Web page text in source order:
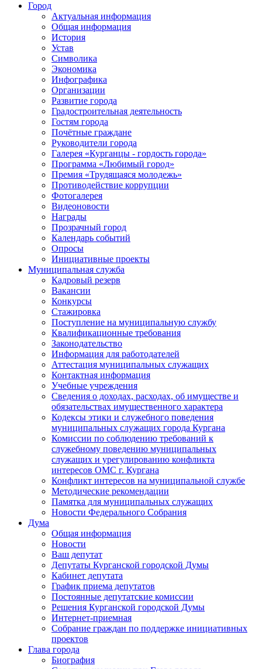
Город
Актуальная информация
Общая информация
История
Устав
Символика
Экономика
Инфографика
Организации
Развитие города
Градостроительная деятельность
Гостям города
Почётные граждане
Руководители города
Галерея «Курганцы - гордость города»
Программа «Любимый город»
Премия «Трудящаяся молодежь»
Противодействие коррупции
Фотогалерея
Видеоновости
Награды
Прозрачный город
Календарь событий
Опросы
Инициативные проекты
Муниципальная служба
Кадровый резерв
Вакансии
Конкурсы
Стажировка
Поступление на муниципальную службу
Квалификационные требования
Законодательство
Информация для работодателей
Аттестация муниципальных служащих
Контактная информация
Учебные учреждения
Сведения о доходах, расходах, об имуществе и
обязательствах имущественного характера
Кодексы этики и служебного поведения
муниципальных служащих города Кургана
Комиссии по соблюдению требований к
служебному поведению муниципальных
служащих и урегулированию конфликта
интересов ОМС г. Кургана
Конфликт интересов на муниципальной службе
Методические рекомендации
Памятка для муниципальных служащих
Новости Федерального Cобрания
Дума
Общая информация
Новости
Ваш депутат
Депутаты Курганской городской Думы
Кабинет депутата
График приема депутатов
Постоянные депутатские комиссии
Решения Курганской городской Думы
Интернет-приемная
Собрание граждан по поддержке инициативных
проектов
Глава города
Биография